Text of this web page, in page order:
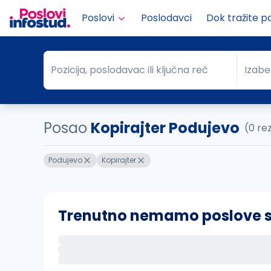
Poslovi Poslodavci Dok tražite
Pozicija, poslodavac ili ključna reč
Pozicija, poslodavac ili ključna reč Grad
Posao Kopirajter Podujevo (0
Podujevo Kopirajter
Trenutno nemamo poslove